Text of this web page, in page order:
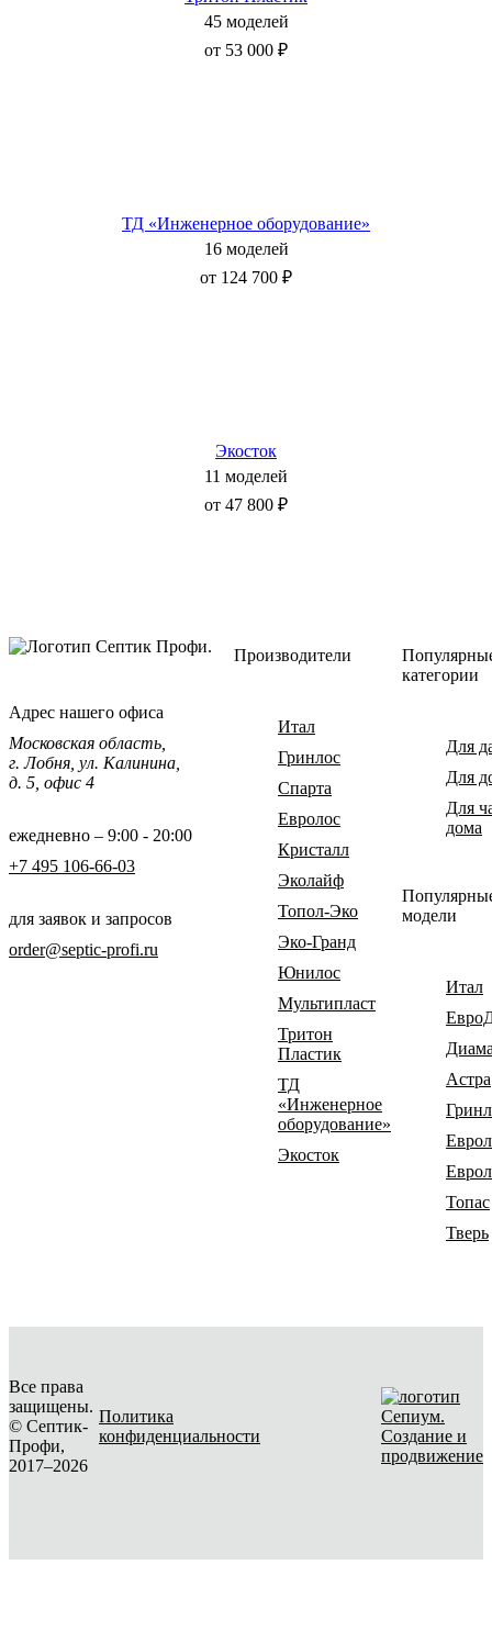
45 моделей
от 53 000 ₽
ТД «Инженерное оборудование»
16 моделей
от 124 700 ₽
Экосток
11 моделей
от 47 800 ₽
Адрес нашего офиса
Московская область,
г. Лобня, ул. Калинина,
д. 5, офис 4
ежедневно – 9:00 - 20:00
+7 495 106-66-03
для заявок и запросов
order@septic-profi.ru
Производители
Итал
Гринлос
Спарта
Евролос
Кристалл
Эколайф
Топол-Эко
Эко-Гранд
Юнилос
Мультипласт
Тритон
Пластик
ТД
«Инженерное
оборудование»
Экосток
категории
Для
Для
Для
дома
модели
Итал
Астра
Топас
Тверь
Все права
защищены.
© Септик-
Профи,
2017–2026
Политика
конфиденциальности
Создание и
продвижение